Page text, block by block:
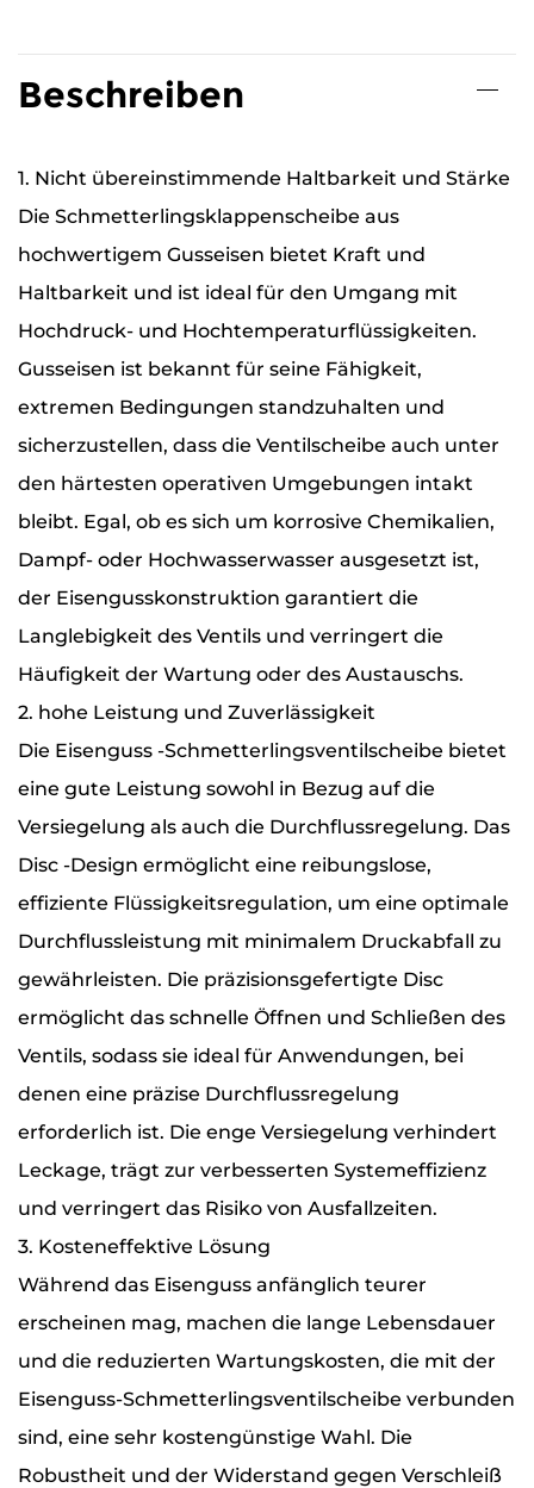
Beschreiben
1. Nicht übereinstimmende Haltbarkeit und Stärke
Die Schmetterlingsklappenscheibe aus
hochwertigem Gusseisen bietet Kraft und
Haltbarkeit und ist ideal für den Umgang mit
Hochdruck- und Hochtemperaturflüssigkeiten.
Gusseisen ist bekannt für seine Fähigkeit,
extremen Bedingungen standzuhalten und
sicherzustellen, dass die Ventilscheibe auch unter
den härtesten operativen Umgebungen intakt
bleibt. Egal, ob es sich um korrosive Chemikalien,
Dampf- oder Hochwasserwasser ausgesetzt ist,
der Eisengusskonstruktion garantiert die
Langlebigkeit des Ventils und verringert die
Häufigkeit der Wartung oder des Austauschs.
2. hohe Leistung und Zuverlässigkeit
Die Eisenguss -Schmetterlingsventilscheibe bietet
eine gute Leistung sowohl in Bezug auf die
Versiegelung als auch die Durchflussregelung. Das
Disc -Design ermöglicht eine reibungslose,
effiziente Flüssigkeitsregulation, um eine optimale
Durchflussleistung mit minimalem Druckabfall zu
gewährleisten. Die präzisionsgefertigte Disc
ermöglicht das schnelle Öffnen und Schließen des
Ventils, sodass sie ideal für Anwendungen, bei
denen eine präzise Durchflussregelung
erforderlich ist. Die enge Versiegelung verhindert
Leckage, trägt zur verbesserten Systemeffizienz
und verringert das Risiko von Ausfallzeiten.
3. Kosteneffektive Lösung
Während das Eisenguss anfänglich teurer
erscheinen mag, machen die lange Lebensdauer
und die reduzierten Wartungskosten, die mit der
Eisenguss-Schmetterlingsventilscheibe verbunden
sind, eine sehr kostengünstige Wahl. Die
Robustheit und der Widerstand gegen Verschleiß